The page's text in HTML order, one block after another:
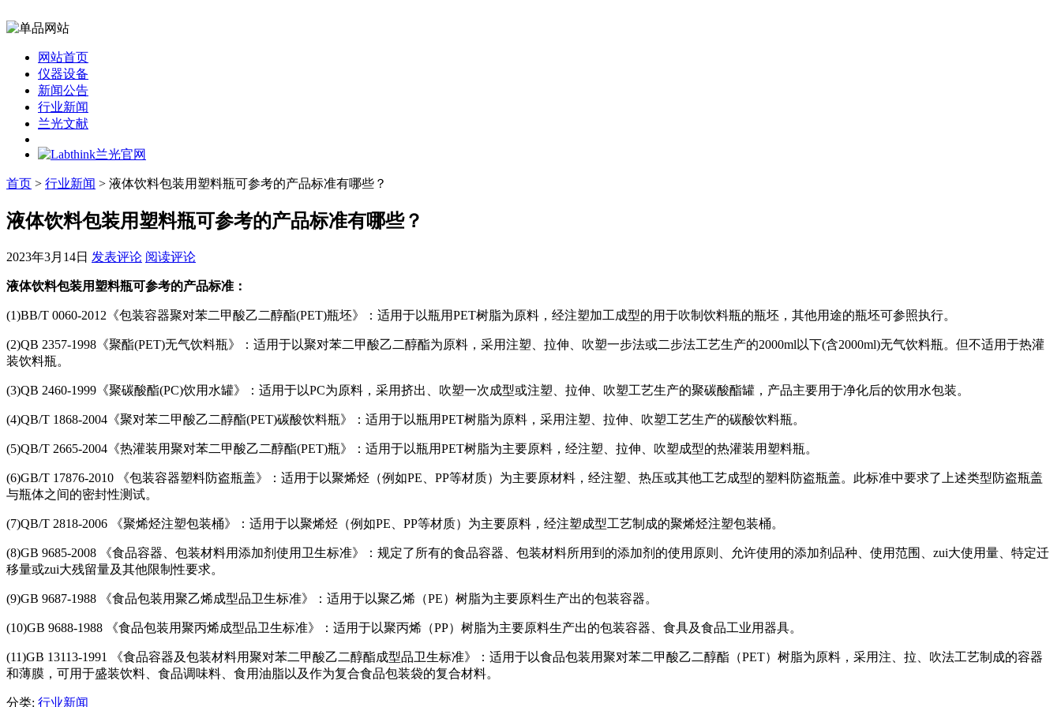
网站首页
仪器设备
新闻公告
行业新闻
兰光文献
首页 > 行业新闻 > 液体饮料包装用塑料瓶可参考的产品标准有哪些？
液体饮料包装用塑料瓶可参考的产品标准有哪些？
2023年3月14日 发表评论 阅读评论
液体饮料包装用塑料瓶可参考的产品标准：
(1)BB/T 0060-2012《包装容器聚对苯二甲酸乙二醇酯(PET)瓶坯》：适用于以瓶用PET树脂为原料，经注塑加工成型的用于吹制饮料瓶的瓶坯，其他用途的瓶坯可参照执行。
(2)QB 2357-1998《聚酯(PET)无气饮料瓶》：适用于以聚对苯二甲酸乙二醇酯为原料，采用注塑、拉伸、吹塑一步法或二步法工艺生产的2000ml以下(含2000ml)无气饮料瓶。但不适用于热灌
装饮料瓶。
(3)QB 2460-1999《聚碳酸酯(PC)饮用水罐》：适用于以PC为原料，采用挤出、吹塑一次成型或注塑、拉伸、吹塑工艺生产的聚碳酸酯罐，产品主要用于净化后的饮用水包装。
(4)QB/T 1868-2004《聚对苯二甲酸乙二醇酯(PET)碳酸饮料瓶》：适用于以瓶用PET树脂为原料，采用注塑、拉伸、吹塑工艺生产的碳酸饮料瓶。
(5)QB/T 2665-2004《热灌装用聚对苯二甲酸乙二醇酯(PET)瓶》：适用于以瓶用PET树脂为主要原料，经注塑、拉伸、吹塑成型的热灌装用塑料瓶。
(6)GB/T 17876-2010 《包装容器塑料防盗瓶盖》：适用于以聚烯烃（例如PE、PP等材质）为主要原材料，经注塑、热压或其他工艺成型的塑料防盗瓶盖。此标准中要求了上述类型防盗瓶盖
与瓶体之间的密封性测试。
(7)QB/T 2818-2006 《聚烯烃注塑包装桶》：适用于以聚烯烃（例如PE、PP等材质）为主要原料，经注塑成型工艺制成的聚烯烃注塑包装桶。
(8)GB 9685-2008 《食品容器、包装材料用添加剂使用卫生标准》：规定了所有的食品容器、包装材料所用到的添加剂的使用原则、允许使用的添加剂品种、使用范围、zui大使用量、特定迁
移量或zui大残留量及其他限制性要求。
(9)GB 9687-1988 《食品包装用聚乙烯成型品卫生标准》：适用于以聚乙烯（PE）树脂为主要原料生产出的包装容器。
(10)GB 9688-1988 《食品包装用聚丙烯成型品卫生标准》：适用于以聚丙烯（PP）树脂为主要原料生产出的包装容器、食具及食品工业用器具。
(11)GB 13113-1991 《食品容器及包装材料用聚对苯二甲酸乙二醇酯成型品卫生标准》：适用于以食品包装用聚对苯二甲酸乙二醇酯（PET）树脂为原料，采用注、拉、吹法工艺制成的容器
和薄膜，可用于盛装饮料、食品调味料、食用油脂以及作为复合食品包装袋的复合材料。
分类: 行业新闻